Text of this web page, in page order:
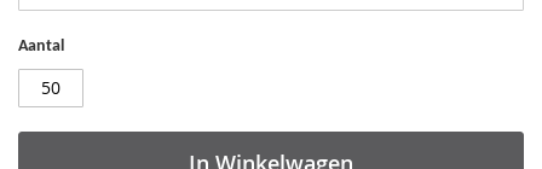
Aantal
In Winkelwagen